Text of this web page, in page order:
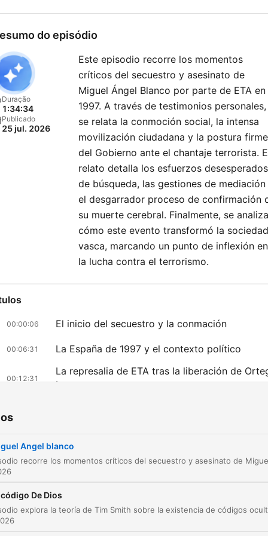
do episódio
Duração
1:34:34
Publicado
25 jul. 2026
Este episodio recorre los momentos
críticos del secuestro y asesinato de
Miguel Ángel Blanco por parte de ETA en
1997. A través de testimonios personales,
se relata la conmoción social, la intensa
movilización ciudadana y la postura firme
del Gobierno ante el chantaje terrorista.
relato detalla los esfuerzos desesperados
de búsqueda, las gestiones de
el desgarrador proceso de confirmación
su muerte cerebral. Finalmente, se analiza
cómo este evento transformó la sociedad
vasca, marcando un punto de inflexión en
la lucha contra el terrorismo.
00:00:06 El inicio del secuestro y la conmación
00:06:31 La España de 1997 y el contexto político
00:12:31
La represalia de ETA tras la liberación de
Lara
terrorismo
00:25:41 La postura del Gobierno y la tensión política
00:31:14
medios
00:33:16
Angel blanco
De Dios